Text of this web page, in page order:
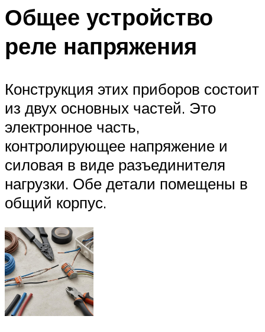
Общее устройство
реле напряжения
Конструкция этих приборов состоит
из двух основных частей. Это
электронное часть,
контролирующее напряжение и
силовая в виде разъединителя
нагрузки. Обе детали помещены в
общий корпус.